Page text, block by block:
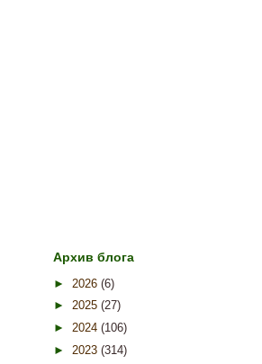
Архив блога
► 2026 (6)
► 2025 (27)
► 2024 (106)
► 2023 (314)